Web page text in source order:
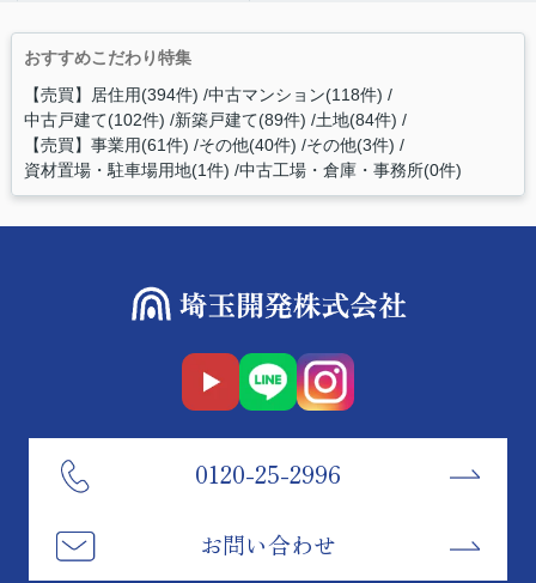
おすすめこだわり特集
【売買】居住用(394件) 中古マンション(118件)
中古戸建て(102件) 新築戸建て(89件) 土地(84件)
【売買】事業用(61件) その他(40件) その他(3件)
資材置場・駐車場用地(1件) 中古工場・倉庫・事務所(0件)
0120-25-2996
お問い合わせ